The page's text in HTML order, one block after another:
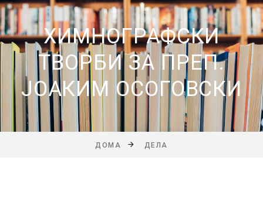
ХИМНОГРАФСКИ
ТВОРБИ ЗА ПРЕП.
ЈОАКИМ ОСОГОВСКИ
ДОМА ДЕЛА